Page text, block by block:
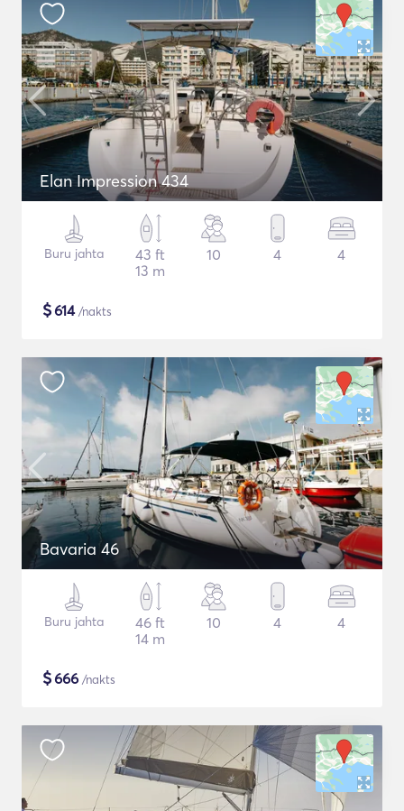
Elan Impression 434
Buru jahta
43 ft
13 m
10 4 4
$614/nakts
Bavaria 46
Buru jahta
46 ft
14 m
10 4 4
$666 /nakts